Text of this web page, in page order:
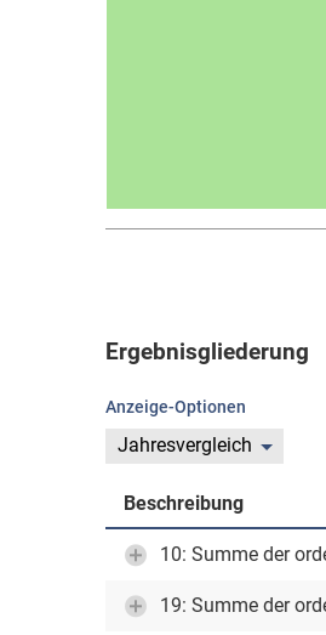
Ergebnisgliederung
Anzeige-Optionen
Jahresvergleich
Beschreibung
10: Summe der
19: Summe der